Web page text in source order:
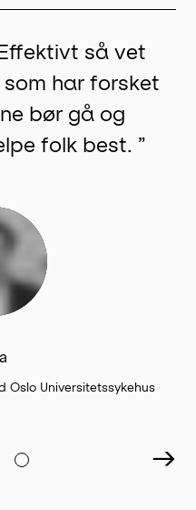
så vet
har forsket
bør gå og
folk best. ”
Oslo Universitetssykehus
→